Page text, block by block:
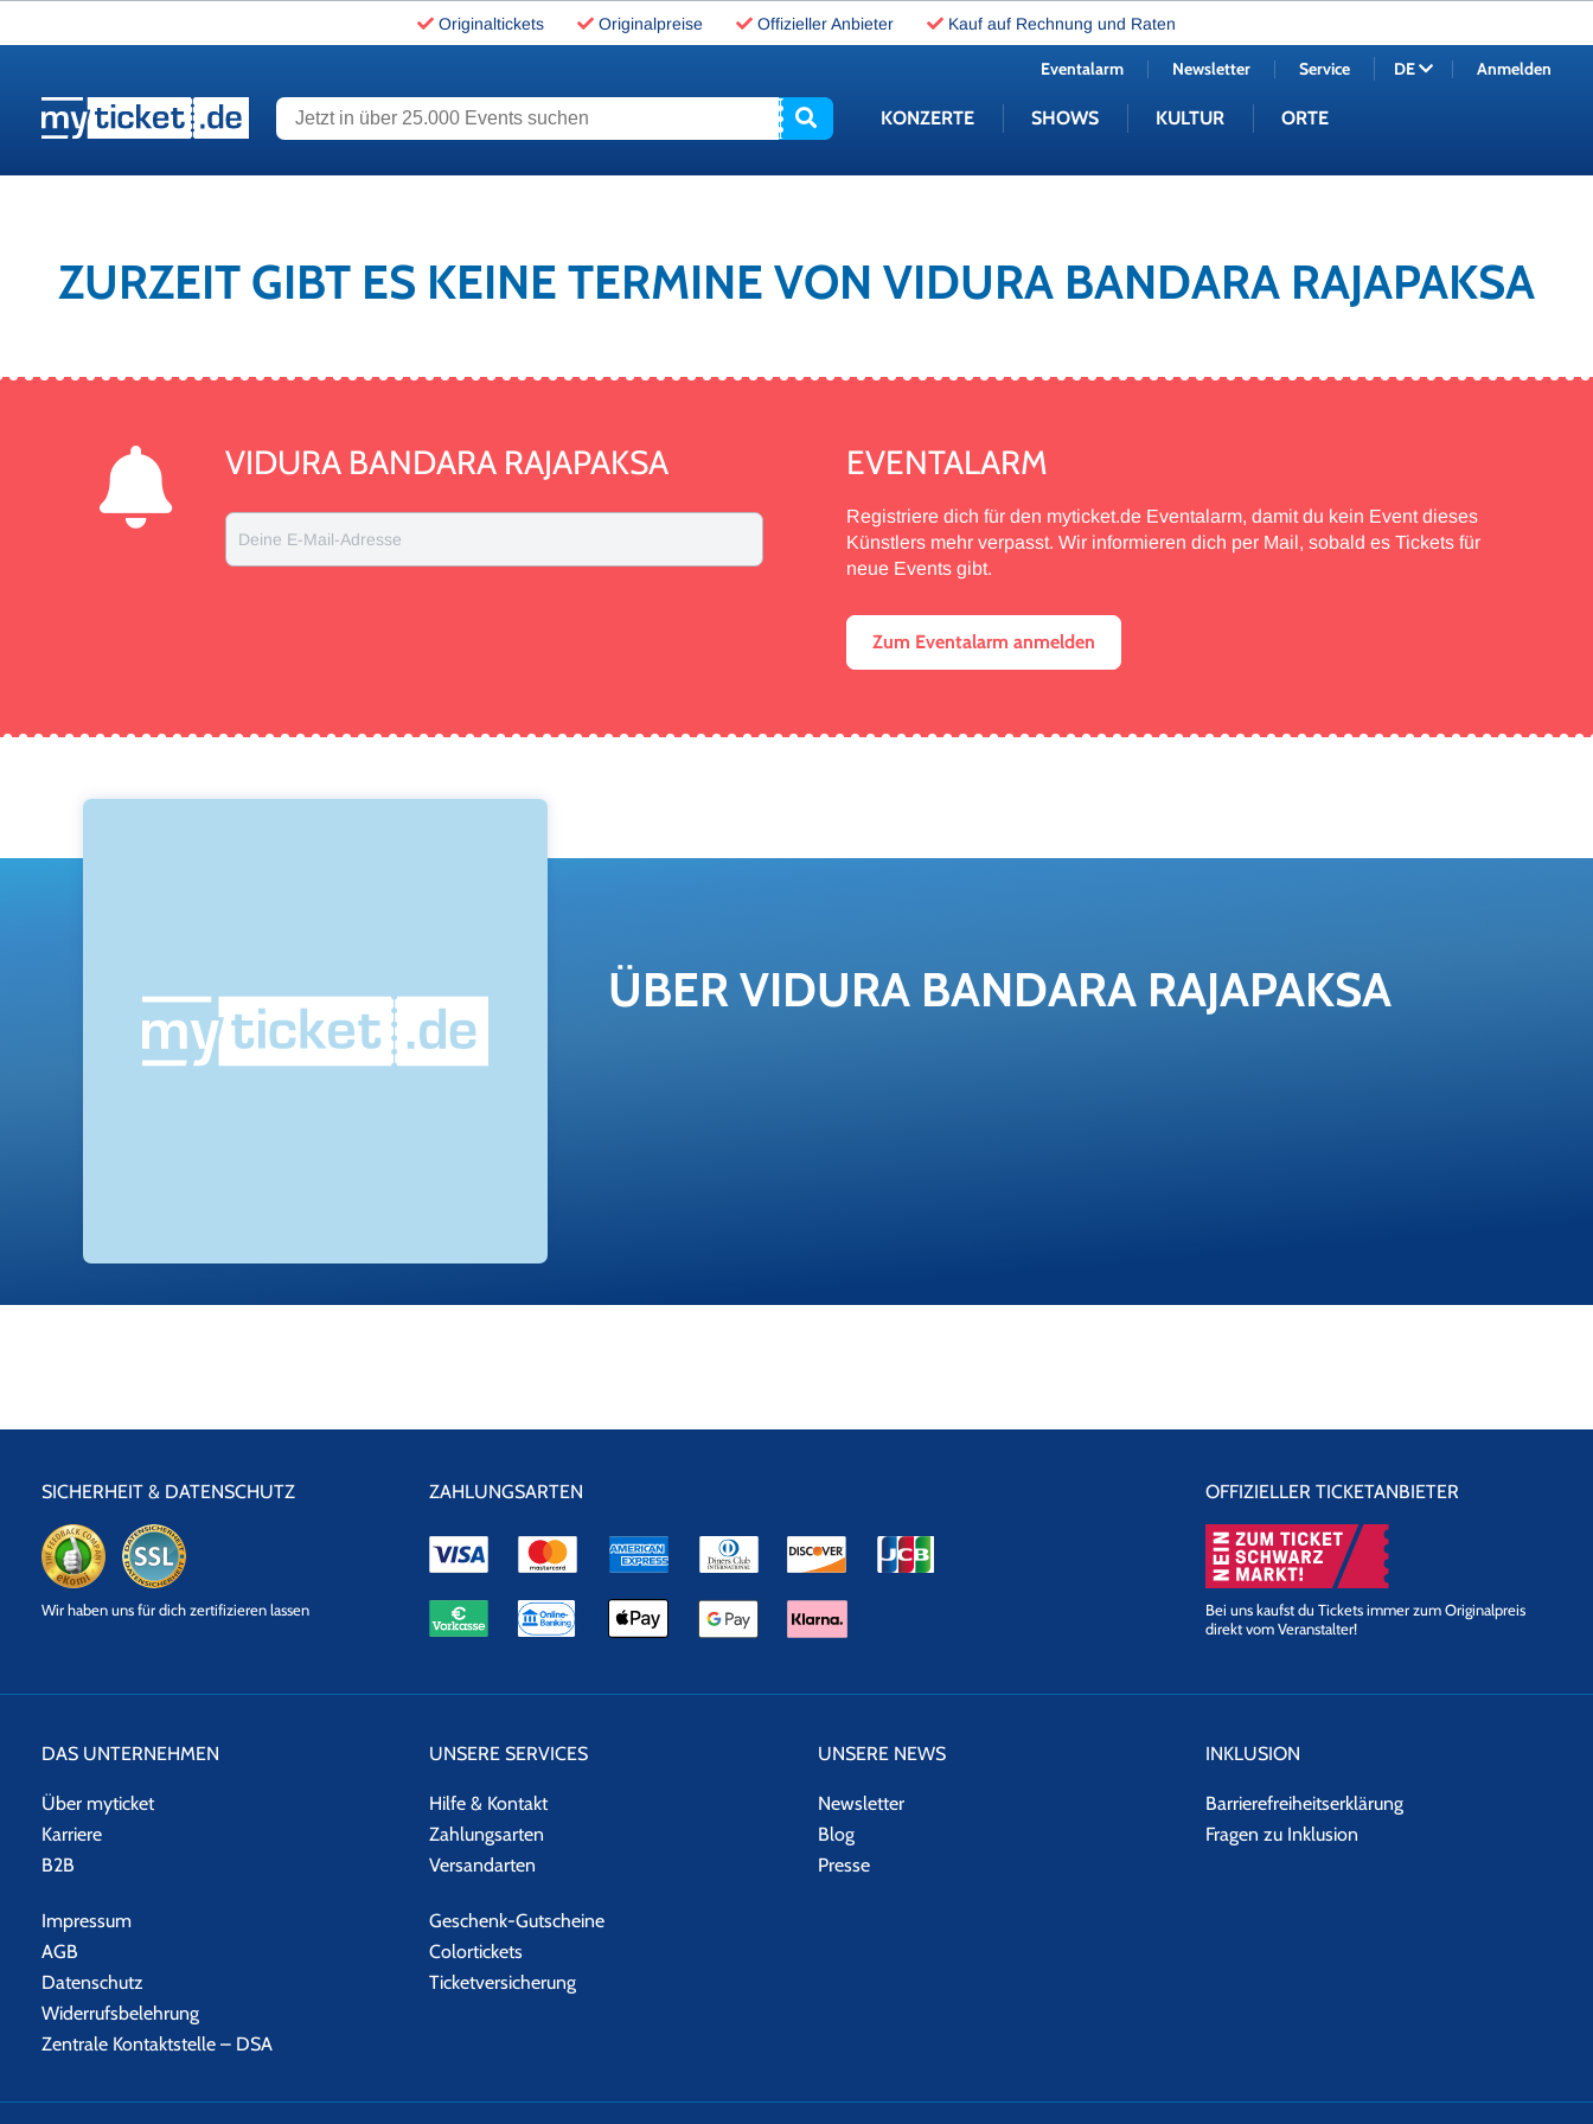
Originaltickets Originalpreise Offizieller Anbieter Kauf auf Rechnung und Raten
Jetzt in über 25.000 Events suchen KONZERTE SHOWS KULTUR ORTE
Eventalarm Newsletter Service DE Anmelden
ZURZEIT GIBT ES KEINE TERMINE VON VIDURA BANDARA RAJAPAKSA
VIDURA BANDARA RAJAPAKSA
Deine E-Mail-Adresse
EVENTALARM
Registriere dich für den myticket.de Eventalarm, damit du kein Event dieses
Künstlers mehr verpasst. Wir informieren dich per Mail, sobald es Tickets für
neue Events gibt.
Zum Eventalarm anmelden
ÜBER VI­DU­RA BAND­ARA RA­JA­PAK­SA
SICHERHEIT & DATENSCHUTZ
Datensicherheit
Wir haben uns für dich zertifizieren lassen
ZAHLUNGSARTEN OFFIZIELLER TICKETANBIETER
Bei uns kaufst du Tickets immer zum Originalpreis
direkt vom Veranstalter!
DAS UNTERNEHMEN
Über myticket
Karriere
B2B
Impressum
AGB
Datenschutz
Widerrufsbelehrung
Zentrale Kontaktstelle – DSA
UNSERE SERVICES
Hilfe & Kontakt
Zahlungsarten
Versandarten
Geschenk-Gutscheine
Colortickets
Ticketversicherung
UNSERE NEWS
Newsletter
Blog
Presse
INKLUSION
Barrierefreiheitserklärung
Fragen zu Inklusion